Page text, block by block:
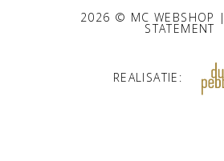
2026 © MC WEBSHOP |
STATEMENT
REALISATIE: